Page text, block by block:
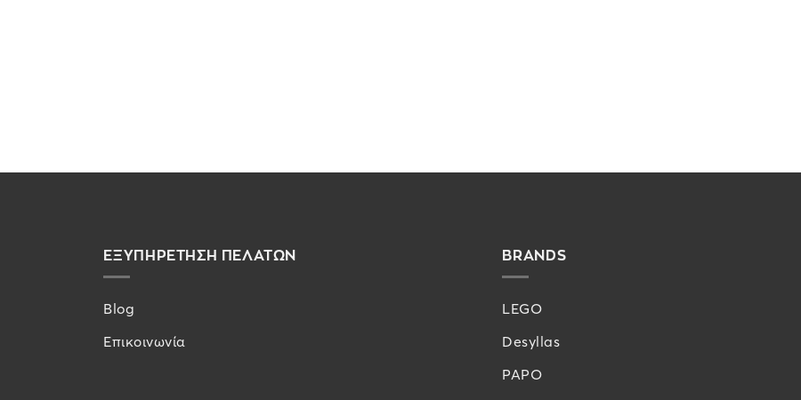
ΕΞΥΠΗΡΕΤΗΣΗ ΠΕΛΑΤΩΝ
Blog
Επικοινωνία
BRANDS
LEGO
Desyllas
PAPO